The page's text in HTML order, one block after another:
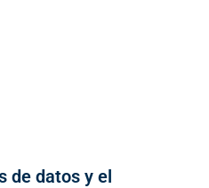
de datos y el